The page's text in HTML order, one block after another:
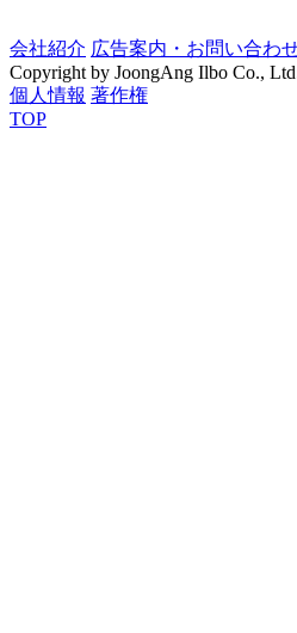
会社紹介 広告案内・お問い合わ
Copyright by JoongAng Ilbo Co.,
個人情報 著作権
TOP